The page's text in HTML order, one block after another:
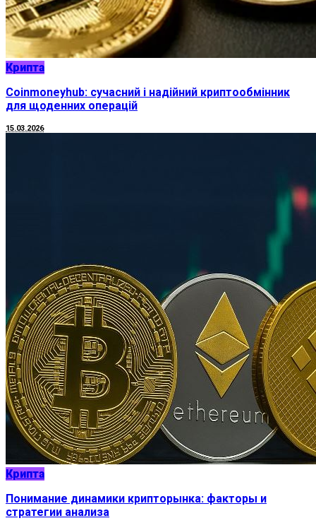
Крипта
Coinmoneyhub: сучасний і надійний криптообмінник
для щоденних операцій
15.03.2026
Крипта
Понимание динамики крипторынка: факторы и
стратегии анализа